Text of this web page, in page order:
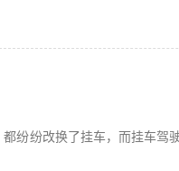
纷纷改换了挂车，而挂车